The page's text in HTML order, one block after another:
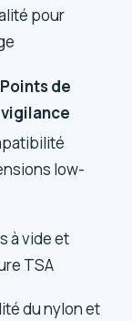
pour
Points de
vigilance
low-
à vide et
TSA
du nylon et